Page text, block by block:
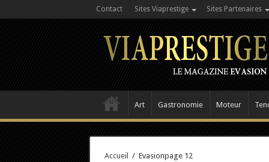
Contact Sites Viaprestige Sites Partenaires
Art Gastronomie Moteur
Accueil / Evasionpage 12